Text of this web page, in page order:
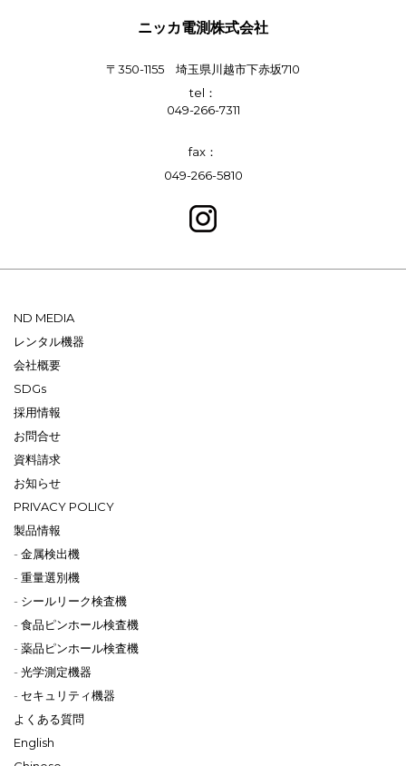
ニッカ電測株式会社
〒350-1155 埼玉県川越市下赤坂710
tel：
049-266-7311
fax：
049-266-5810
ND MEDIA
レンタル機器
会社概要
SDGs
採用情報
お問合せ
資料請求
お知らせ
PRIVACY POLICY
製品情報
金属検出機
重量選別機
シールリーク検査機
食品ピンホール検査機
薬品ピンホール検査機
光学測定機器
セキュリティ機器
よくある質問
English